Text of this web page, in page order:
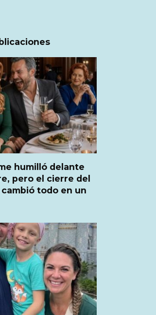
humilló delante
pero el cierre del
todo en un